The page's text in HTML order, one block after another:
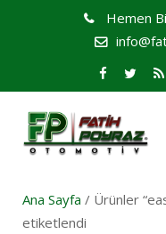
Hemen
Ana Sayfa / Ürünler
etiketlendi